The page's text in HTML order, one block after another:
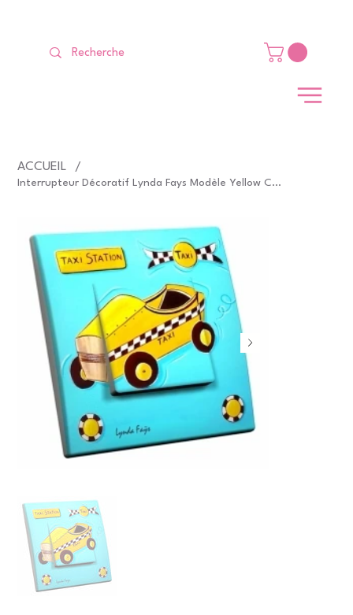
ACCUEIL /
Interrupteur Décoratif Lynda Fays Modèle Yellow Cab